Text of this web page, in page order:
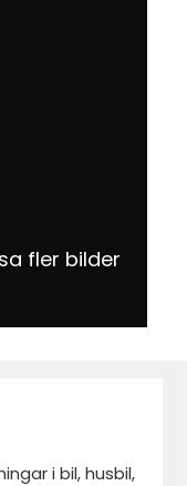
fler bilder
i bil, husbil,